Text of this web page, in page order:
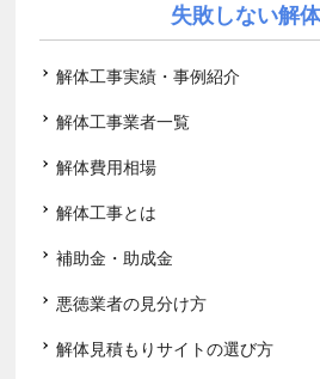
失敗しない解
解体工事実績・事例紹介
解体工事業者一覧
解体費用相場
解体工事とは
補助金・助成金
悪徳業者の見分け方
解体見積もりサイトの選び方